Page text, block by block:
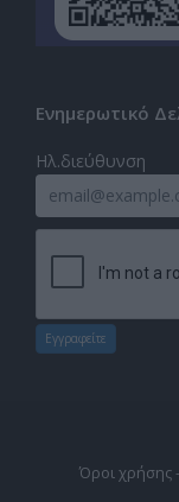
Ενημερωτικό
Ηλ.διεύθυνση
Εγγραφείτε
Όροι